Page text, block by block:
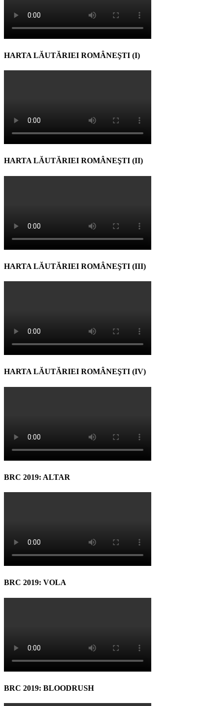
HARTA LĂUTĂRIEI ROMÂNEŞTI (I)
HARTA LĂUTĂRIEI ROMÂNEŞTI (II)
HARTA LĂUTĂRIEI ROMÂNEŞTI (III)
HARTA LĂUTĂRIEI ROMÂNEŞTI (IV)
BRC 2019: ALTAR
BRC 2019: VOLA
BRC 2019: BLOODRUSH